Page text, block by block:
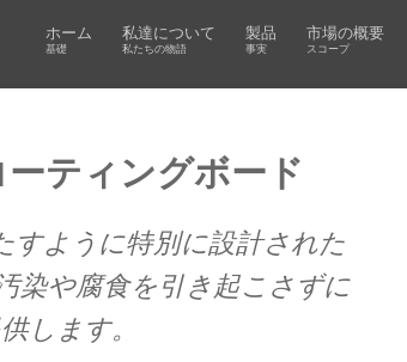
ホーム
基礎
私達について
私たちの物語
製品
事実
市場の概要
スコープ
ーティングボード
すように特別に設計された
染や腐食を引き起こさずに
します。